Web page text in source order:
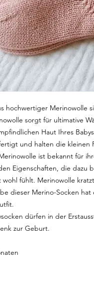
hochwertiger Merinowolle
sorgt für ultimative
Haut Ihres
und halten die kleinen
ist bekannt für
Eigenschaften, die dazu
wohl fühlt. Merinowolle
dieser Merino-Socken
dürfen in der
zur Geburt.